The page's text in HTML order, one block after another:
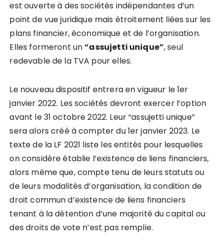
est ouverte à des sociétés indépendantes d’un
point de vue juridique mais étroitement liées sur les
plans financier, économique et de l’organisation.
Elles formeront un“assujetti unique”, seul
redevable de la TVA pour elles.
Le nouveau dispositif entrera en vigueur le 1er
janvier 2022. Les sociétés devront exercer l’option
avant le 31 octobre 2022. Leur “assujetti unique”
sera alors créé à compter du 1er janvier 2023. Le
texte de la LF 2021 liste les entités pour lesquelles
on considère établie l’existence de liens financiers,
alors même que, compte tenu de leurs statuts ou
de leurs modalités d’organisation, la condition de
droit commun d’existence de liens financiers
tenant à la détention d’une majorité du capital ou
des droits de vote n’est pas remplie.